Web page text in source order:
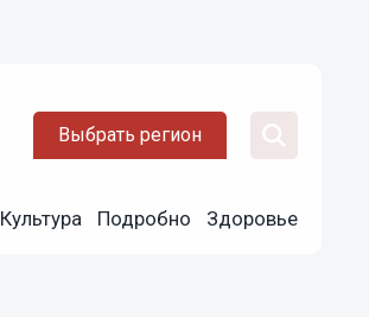
Выбрать регион
Культура Подробно Здоровье